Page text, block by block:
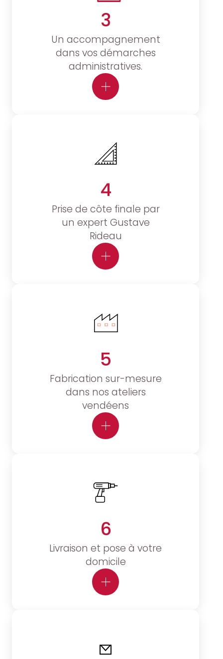
3
Un accompagnement
dans vos démarches
administratives.
4
Prise de côte finale par
un expert Gustave
Rideau
5
Fabrication sur-mesure
dans nos ateliers
vendéens
6
Livraison et pose à votre
domicile